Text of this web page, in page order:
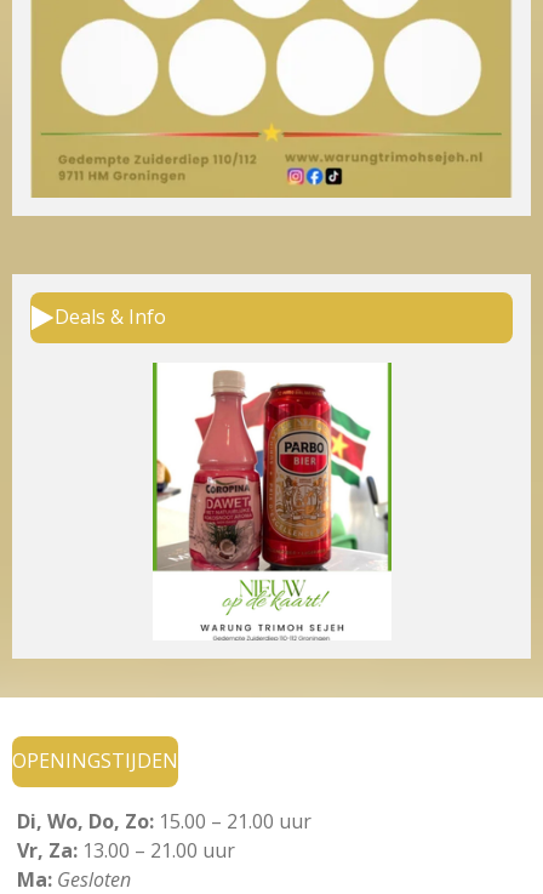
Deals & Info
OPENINGSTIJDEN
Di, Wo, Do, Zo: 15.00 – 21.00 uur
Vr, Za: 13.00 – 21.00 uur
Ma: Gesloten